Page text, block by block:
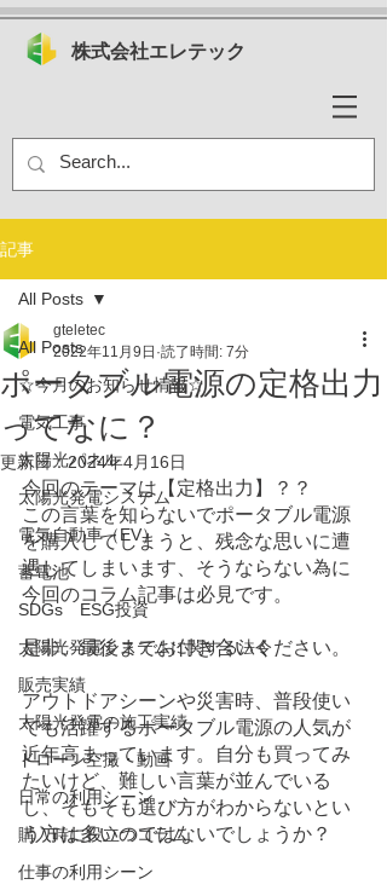
株式会社エレテック
記事
All Posts
☆今月のお知らせ情報☆
電気工事
太陽光パネル
太陽光発電システム
電気自動車（EV）
蓄電池
SDGs ESG投資
太陽光発電システムに関する法令
販売実績
太陽光発電の施工実績
ドローン空撮・動画
日常の利用シーン
購入時に役立つコラム
仕事の利用シーン
All Posts
ポータブル電源の定格出力
ってなに？
gteletec
2022年11月9日 読了時間: 7分
更新日：2024年4月16日
今回のテーマは【定格出力】？？
この言葉を知らないでポータブル電源
を購入してしまうと、残念な思いに遭
遇してしまいます、そうならない為に
今回のコラム記事は必見です。
是非、最後までお付き合いください。
アウトドアシーンや災害時、普段使い
でも活躍するポータブル電源の人気が
近年高まっています。自分も買ってみ
たいけど、難しい言葉が並んでいる
し、そもそも選び方がわからないとい
う方は多いのではないでしょうか？